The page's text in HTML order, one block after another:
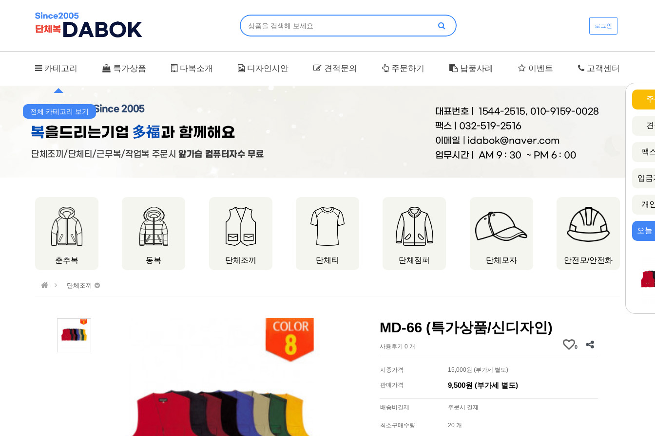
로그인
카테고리 특가상품 다복소개 디자인시안 견적문의 주문하기 납품사례 이벤트 고객센터
전체 카테고리 보기
팩
입금
개
오
춘추복 동복 단체조끼 단체티 단체점퍼 단체모자 안전모/안전화
단체조끼
MD-66 (특가상품/신디자인)
사용후기 0 개 0
시중가격 15,000원 (부가세 별도)
판매가격 9,500원 (부가세 별도)
배송비결제 주문시 결제
최소구매수량 20 개